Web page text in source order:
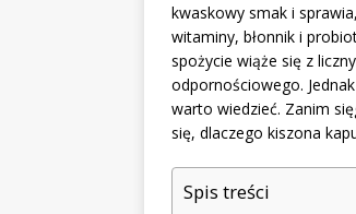
kwaskowy smak i
witaminy, błonnik i
spożycie wiąże się z
odpornościowego.
warto wiedzieć. Zanim
się, dlaczego kiszona
Spis treści